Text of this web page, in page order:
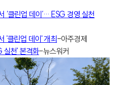
‘클린업 데이’… ESG 경영 실천
'클린업 데이' 개최 -아주경제
실천' 본격화-뉴스워커